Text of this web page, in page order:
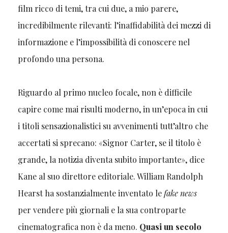
film ricco di temi, tra cui due, a mio parere,
incredibilmente rilevanti: l’inaffidabilità dei mezzi di
informazione e l’impossibilità di conoscere nel
profondo una persona.
Riguardo al primo nucleo focale, non è difficile
capire come mai risulti moderno, in un’epoca in cui
i titoli sensazionalistici su avvenimenti tutt’altro che
accertati si sprecano: «Signor Carter, se il titolo è
grande, la notizia diventa subito importante», dice
Kane al suo direttore editoriale. William Randolph
Hearst ha sostanzialmente inventato lefake news
per vendere più giornali e la sua controparte
cinematografica non è da meno. Quasi un secolo